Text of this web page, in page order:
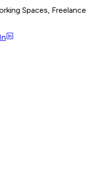
Spaces, Freelance